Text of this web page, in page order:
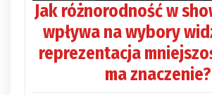
Jak różnorodność w
wpływa na wybory
reprezentacja
ma znaczenie?